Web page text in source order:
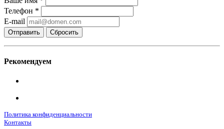
Телефон *
E-mail
Сбросить
Рекомендуем
Политика конфиденциальности
Контакты